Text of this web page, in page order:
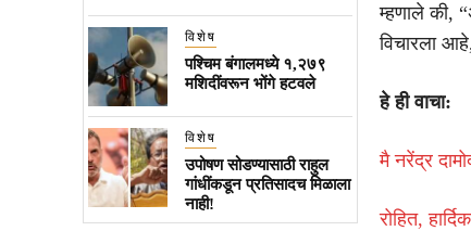
विशेष
पश्चिम बंगालमध्ये १,२७९
मशिदींवरून भोंगे हटवले
विशेष
उपोषण सोडण्यासाठी राहुल
गांधींकडून प्रतिसादच मिळाला
नाही!
म्हणाले की,
विचारला
हे ही वाचा:
मै नरेंद्र
रोहित,